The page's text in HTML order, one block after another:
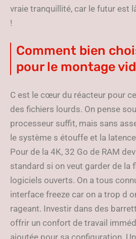
vraie tranquillité, car le futur est
!
Comment bien
pour le montage
C est le cœur du réacteur pour
des fichiers lourds. On pense
processeur suffit, mais sans
le système s étouffe et la
Pour de la 4K, 32 Go de RAM
standard si on veut garder de la
logiciels ouverts. On a tous
interface freeze car on a trop d
rageant. Investir dans des
offrir un confort de travail
ajoutée pour sa configuration.